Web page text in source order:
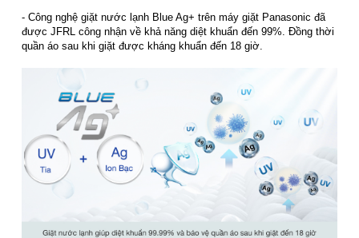
- Công nghệ giặt nước lạnh Blue Ag+ trên máy giặt Panasonic đã
được JFRL công nhận về khả năng diệt khuẩn đến 99%. Đồng thời
quần áo sau khi giặt được kháng khuẩn đến 18 giờ.